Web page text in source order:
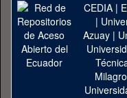
CEDIA|
|
Azuay|
Milagro